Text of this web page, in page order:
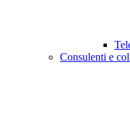
Consulenti e